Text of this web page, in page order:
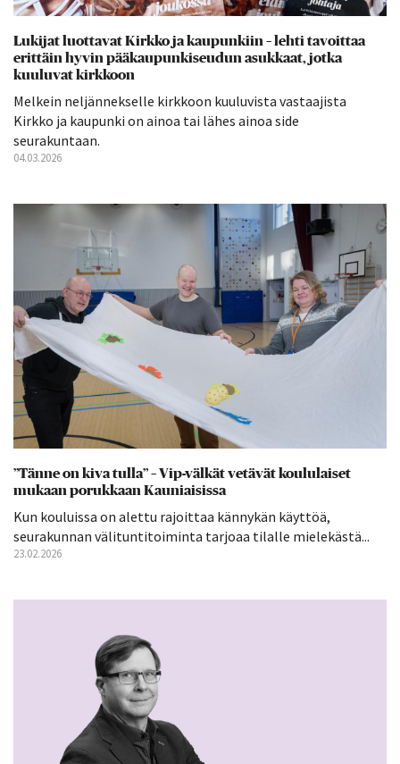
Lukijat luottavat Kirkko ja kaupunkiin – lehti tavoittaa
erittäin hyvin pääkaupunkiseudun asukkaat, jotka
kuuluvat kirkkoon
Melkein neljännekselle kirkkoon kuuluvista vastaajista
Kirkko ja kaupunki on ainoa tai lähes ainoa side
seurakuntaan.
04.03.2026
”Tänne on kiva tulla” – Vip-välkät vetävät koululaiset
mukaan porukkaan Kauniaisissa
Kun kouluissa on alettu rajoittaa kännykän käyttöä,
seurakunnan välituntitoiminta tarjoaa tilalle mielekästä...
23.02.2026